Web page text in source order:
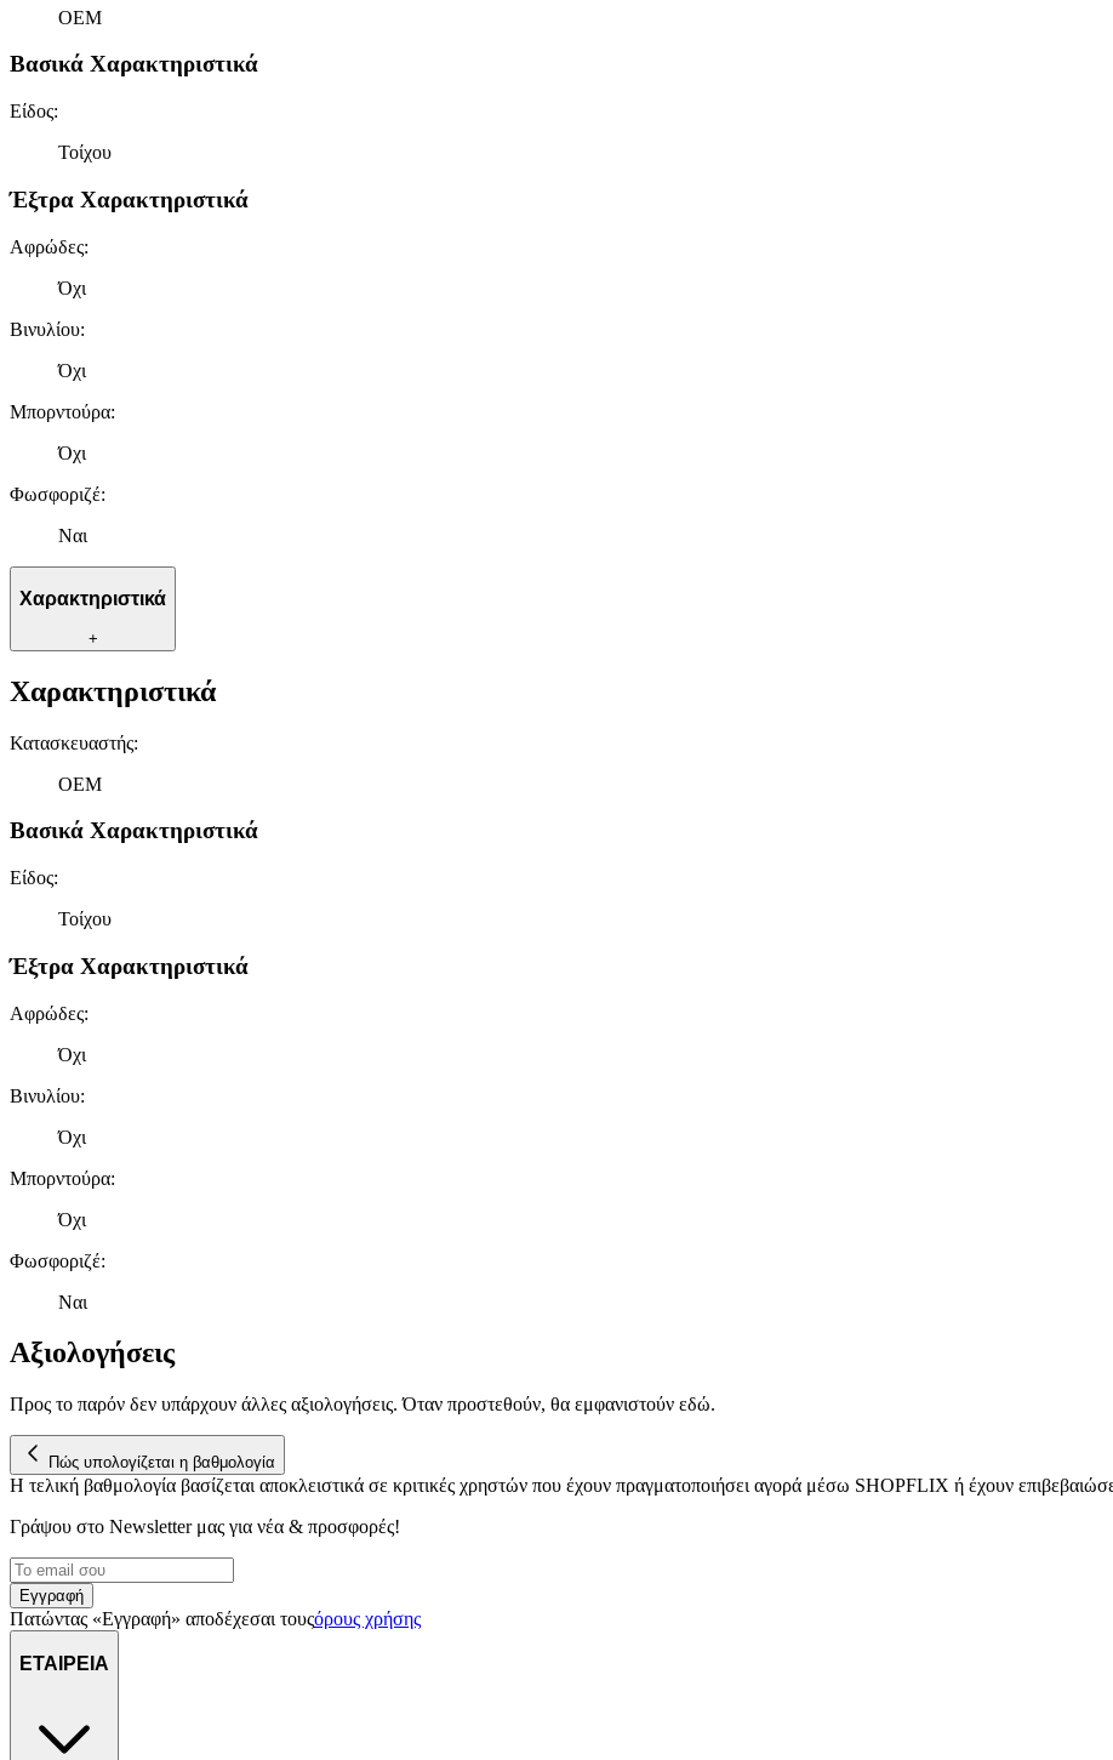
OEM
Βασικά Χαρακτηριστικά
Είδος:
Τοίχου
Έξτρα Χαρακτηριστικά
Αφρώδες:
Όχι
Βινυλίου:
Όχι
Μπορντούρα:
Όχι
Φωσφοριζέ:
Ναι
Χαρακτηριστικά
+
Χαρακτηριστικά
Κατασκευαστής:
OEM
Βασικά Χαρακτηριστικά
Είδος:
Τοίχου
Έξτρα Χαρακτηριστικά
Αφρώδες:
Όχι
Βινυλίου:
Όχι
Μπορντούρα:
Όχι
Φωσφοριζέ:
Ναι
Αξιολογήσεις
Προς το παρόν δεν υπάρχουν άλλες αξιολογήσεις. Όταν προστεθούν, θα εμφανιστούν εδώ.
Πώς υπολογίζεται η βαθμολογία
Η τελική βαθμολογία βασίζεται αποκλειστικά σε κριτικές χρηστών που έχουν πραγματοποιήσει αγορά μέσω SHOPFLIX ή έχουν
Γράψου στο Νewsletter μας για νέα & προσφορές!
Εγγραφή
Πατώντας «Εγγραφή» αποδέχεσαι τουςόρους χρήσης
ΕΤΑΙΡΕΙΑ